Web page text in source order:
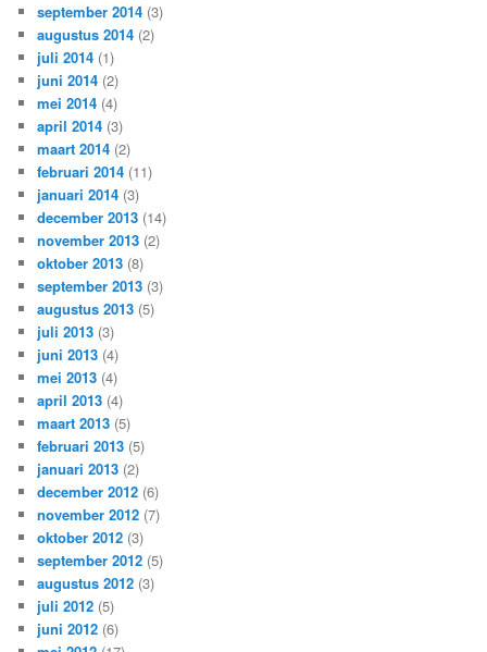
september 2014 (3)
augustus 2014 (2)
juli 2014 (1)
juni 2014 (2)
mei 2014 (4)
april 2014 (3)
maart 2014 (2)
februari 2014 (11)
januari 2014 (3)
december 2013 (14)
november 2013 (2)
oktober 2013 (8)
september 2013 (3)
augustus 2013 (5)
juli 2013 (3)
juni 2013 (4)
mei 2013 (4)
april 2013 (4)
maart 2013 (5)
februari 2013 (5)
januari 2013 (2)
december 2012 (6)
november 2012 (7)
oktober 2012 (3)
september 2012 (5)
augustus 2012 (3)
juli 2012 (5)
juni 2012 (6)